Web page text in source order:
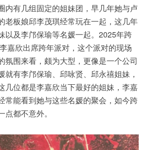
内有几组固定的姐妹团，早几年她与卢
老板娘邱李茂琪经常玩在一起，这几年
以及李邝保瑜等名媛一起。2025年跨
嘉欣出席跨年派对，这个派对的现场
氛围来看，颇为大型，更像是一个公司
就有李邝保瑜、邱咏贤、邱永禧姐妹，
几位都是李嘉欣当下最好的姐妹，李嘉
常能看到她与这些名媛的聚会，如今跨
都不意外。